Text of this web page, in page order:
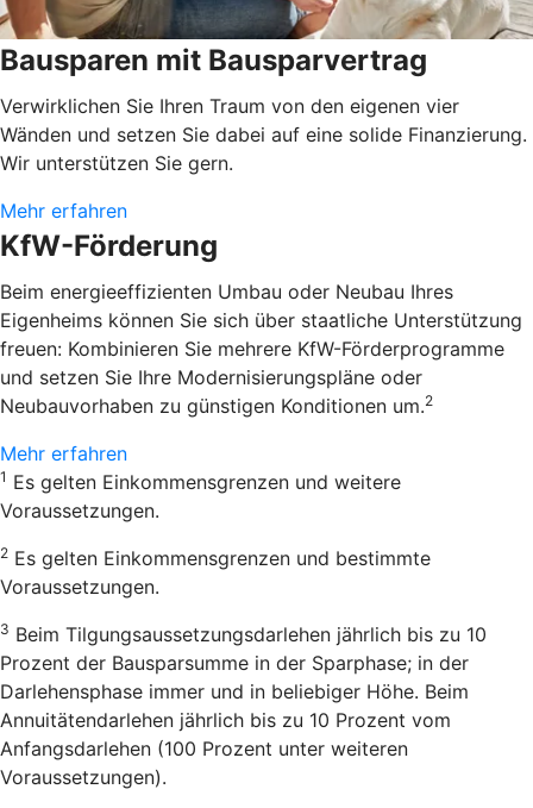
Bausparen mit Bausparvertrag
Verwirklichen Sie Ihren Traum von den eigenen vier
Wänden und setzen Sie dabei auf eine solide Finanzierung.
Wir unterstützen Sie gern.
Mehr erfahren
KfW-Förderung
Beim energieeffizienten Umbau oder Neubau Ihres
Eigenheims können Sie sich über staatliche Unterstützung
freuen: Kombinieren Sie mehrere KfW-Förderprogramme
und setzen Sie Ihre Modernisierungspläne oder
Neubauvorhaben zu günstigen Konditionen um.2
Mehr erfahren
1 Es gelten Einkommensgrenzen und weitere
Voraussetzungen.
2 Es gelten Einkommensgrenzen und bestimmte
Voraussetzungen.
3 Beim Tilgungsaussetzungsdarlehen jährlich bis zu 10
Prozent der Bausparsumme in der Sparphase; in der
Darlehensphase immer und in beliebiger Höhe. Beim
Annuitätendarlehen jährlich bis zu 10 Prozent vom
Anfangsdarlehen (100 Prozent unter weiteren
Voraussetzungen).